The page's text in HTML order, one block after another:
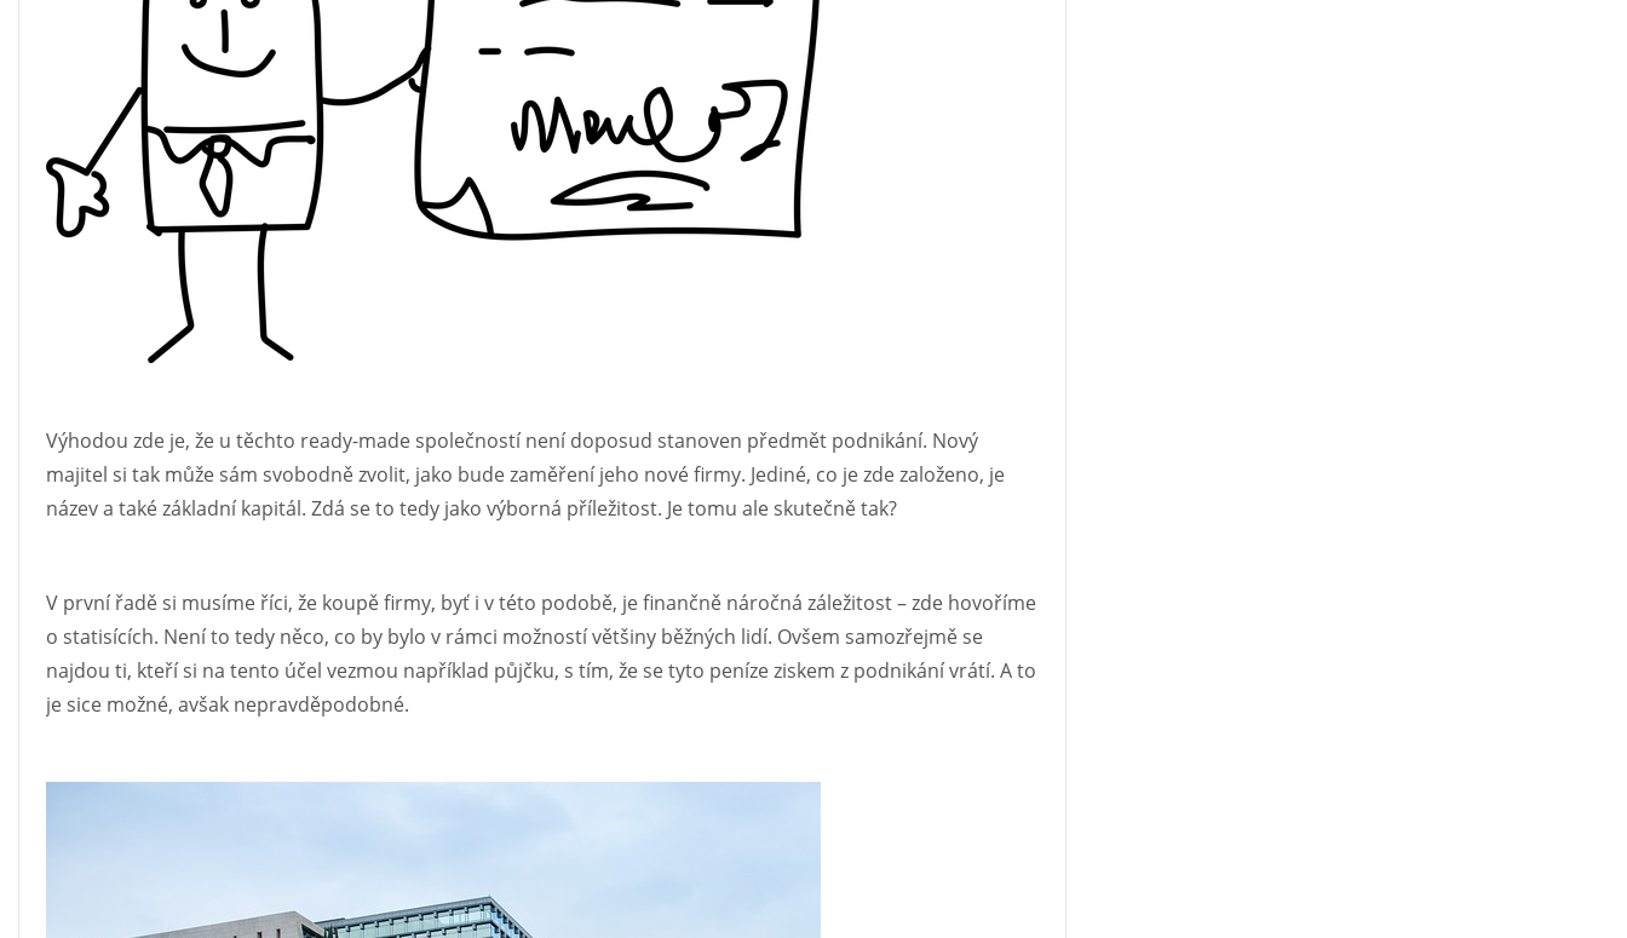
Výhodou zde je, že u těchto ready-made společností není doposud stanoven předmět podnikání. Nový
majitel si tak může sám svobodně zvolit, jako bude zaměření jeho nové firmy. Jediné, co je zde založeno, je
název a také základní kapitál. Zdá se to tedy jako výborná příležitost. Je tomu ale skutečně tak?
V první řadě si musíme říci, že koupě firmy, byť i v této podobě, je finančně náročná záležitost – zde hovoříme
o statisících. Není to tedy něco, co by bylo v rámci možností většiny běžných lidí. Ovšem samozřejmě se
najdou ti, kteří si na tento účel vezmou například půjčku, s tím, že se tyto peníze ziskem z podnikání vrátí. A to
je sice možné, avšak nepravděpodobné.